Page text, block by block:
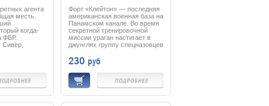
агента
месть.
когда-
ФБР.
Сивер,
женщина
спецслужб
в кошки-
не может
их
Форт «Клейтон» — последняя
американская военная база на
Панамском канале. Во время
секретной тренировочной
миссии ураган настигает в
джунглях группу спецназовцев
Нэйтана Веста.
Противоречивые показания
двух вернувшихся на базу
солдат ещё больше
запутывают дело. Для
расследования обстоятельств
мистического исчезновения
230 руб